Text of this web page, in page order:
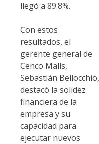
llegó a 89.8%.
Con estos
resultados, el
gerente general de
Cenco Malls,
Sebastián Bellocchio,
destacó la solidez
financiera de la
empresa y su
capacidad para
ejecutar nuevos